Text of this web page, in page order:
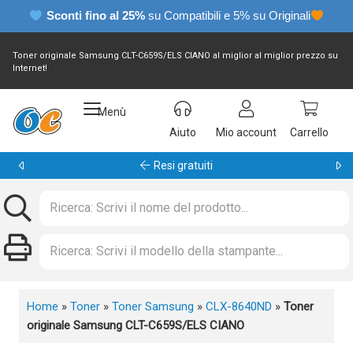
Sconti fino al 25% su Compatibili e 5% su Originali
Toner originale Samsung CLT-C659S/ELS CIANO al miglior al miglior prezzo su
Internet!
Menù
Aiuto
Mio account Carrello
Resi gratuiti
Home » Toner » Toner Samsung » CLX-8640ND » Toner
originale Samsung CLT-C659S/ELS CIANO